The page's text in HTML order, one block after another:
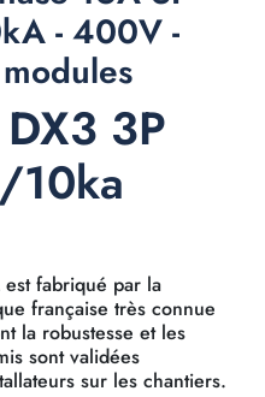
- 400V -
3P
10ka
fabriqué par la
française très connue
la robustesse et les
sont validées
sur les chantiers.